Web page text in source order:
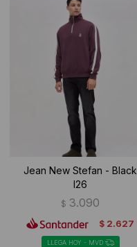
Jean New Stefan - Black
I26
$ 3.090
$ 2.627
LLEGA HOY - MVD